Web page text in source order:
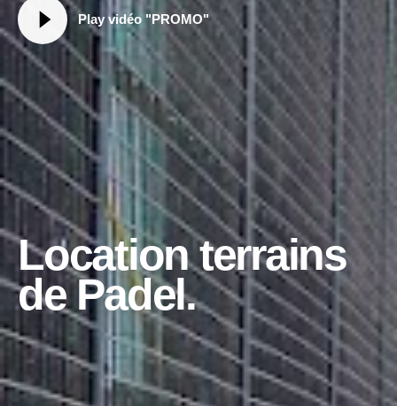
Play vidéo "PROMO"
Location terrains
de Padel.